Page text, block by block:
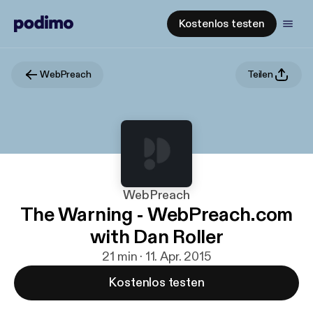
Kostenlos testen
WebPreach Teilen
WebPreach
The Warning - WebPreach.com
with Dan Roller
21 min · 11. Apr. 2015
Kostenlos testen